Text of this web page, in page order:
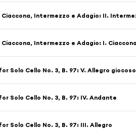
Solo Cello No. 3, B. 97: V. Allegro giocoso
Solo Cello No. 3, B. 97: IV. Andante
Solo Cello No. 3, B. 97: III. Allegro